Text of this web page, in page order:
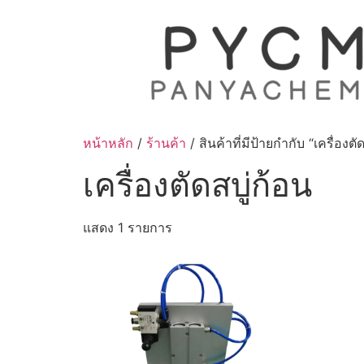
หน้าหลัก / ร้านค้า / สินค้าที่มีป้ายกำกับ “เครื่องตั
เครื่องตัดสบู่ก้อน
แสดง 1 รายการ